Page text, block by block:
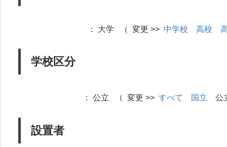
学校区分
： 大学 （ 変更 >> 中学校 高校
設置者
： 公立 （ 変更 >> すべて 国立